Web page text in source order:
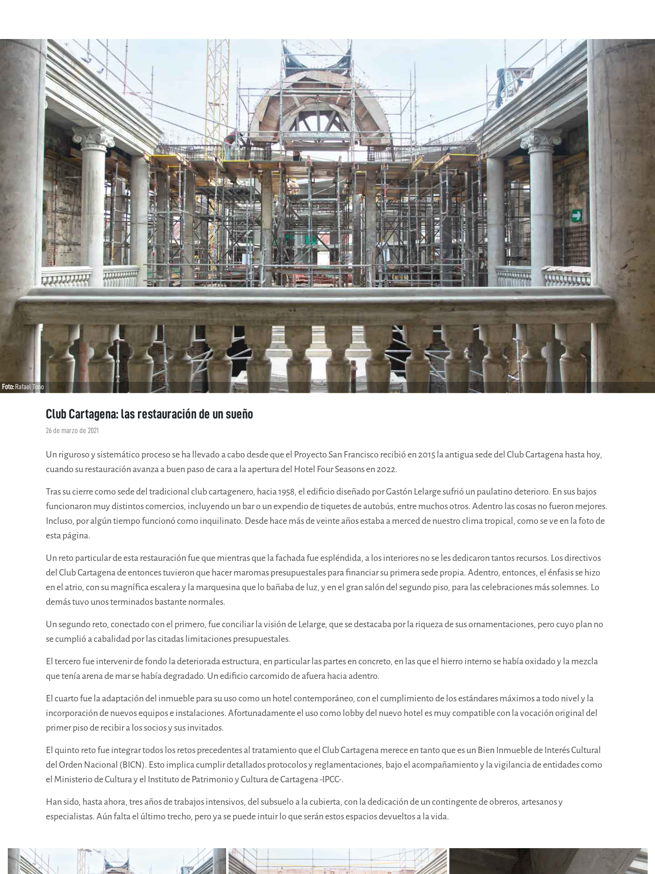
Foto: Rafael Tono
Club Cartagena: las restauración de un sueño
26 de marzo de 2021
Un riguroso y sistemático proceso se ha llevado a cabo desde que el Proyecto San Francisco recibió en 2015 la antigua sede del Club Cartagena hasta hoy,
cuando su restauración avanza a buen paso de cara a la apertura del Hotel Four Seasons en 2022.
Tras su cierre como sede del tradicional club cartagenero, hacia 1958, el edificio diseñado por Gastón Lelarge sufrió un paulatino deterioro. En sus bajos
funcionaron muy distintos comercios, incluyendo un bar o un expendio de tiquetes de autobús, entre muchos otros. Adentro las cosas no fueron mejores.
Incluso, por algún tiempo funcionó como inquilinato. Desde hace más de veinte años estaba a merced de nuestro clima tropical, como se ve en la foto de
esta página.
Un reto particular de esta restauración fue que mientras que la fachada fue espléndida, a los interiores no se les dedicaron tantos recursos. Los directivos
del Club Cartagena de entonces tuvieron que hacer maromas presupuestales para financiar su primera sede propia. Adentro, entonces, el énfasis se hizo
en el atrio, con su magnífica escalera y la marquesina que lo bañaba de luz, y en el gran salón del segundo piso, paralas celebraciones más solemnes. Lo
demás tuvo unos terminados bastante normales.
Un segundo reto, conectado con el primero, fue conciliar la visión de Lelarge, que se destacaba por la riqueza de sus ornamentaciones, pero cuyo plan no
se cumplió a cabalidad por las citadas limitaciones presupuestales.
El tercero fue intervenir de fondo la deteriorada estructura, en particular las partes en concreto, en las que el hierro interno se había oxidado y la mezcla
que tenía arena de mar se había degradado. Un edificio carcomido de afuera hacia adentro.
El cuarto fue la adaptación del inmueble para su uso como un hotel contemporáneo, con el cumplimiento de los estándares máximos a todo nivel y la
incorporación de nuevos equipos e instalaciones. Afortunadamente el uso como lobby del nuevo hotel es muy compatible con la vocación original del
primer piso de recibir a los socios y sus invitados.
El quinto reto fue integrar todos los retos precedentes al tratamiento que el Club Cartagena merece en tanto que es un Bien Inmueble de Interés Cultural
del Orden Nacional (BICN). Esto implica cumplir detallados protocolos y reglamentaciones, bajo el acompañamiento y la vigilancia de entidades como
el Ministerio de Cultura y el Instituto de Patrimonio y Cultura de Cartagena -IPCC-.
Han sido, hasta ahora, tres años de trabajos intensivos, del subsuelo a la cubierta, con la dedicación de un contingente de obreros, artesanos y
especialistas. Aún falta el último trecho, pero ya se puede intuir lo que serán estos espacios devueltos a la vida.